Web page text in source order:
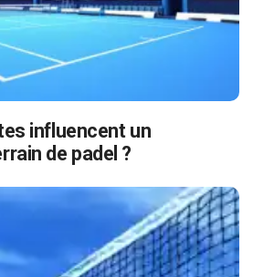
influencent un
de padel ?